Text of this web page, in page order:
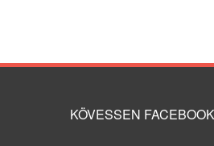
KÖVESSEN